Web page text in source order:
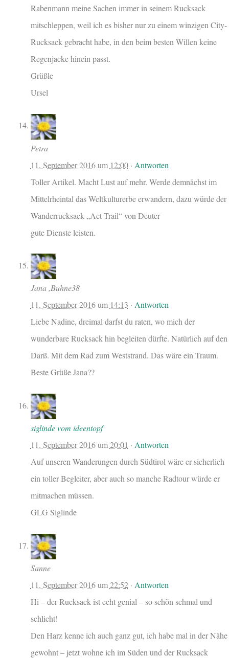
Rabenmann meine Sachen immer in seinem Rucksack
mitschleppen, weil ich es bisher nur zu einem winzigen City-
Rucksack gebracht habe, in den beim besten Willen keine
Regenjacke hinein passt.
Grüßle
Ursel
Petra
11. September 2016um 12:00· Antworten
Toller Artikel. Macht Lust auf mehr. Werde demnächst im
Mittelrheintal das Weltkulturerbe erwandern, dazu würde der
Wanderrucksack „Act Trail“ von Deuter
gute Dienste leisten.
Jana ,Buhne38
11. September 2016um 14:13 · Antworten
Liebe Nadine, dreimal darfst du raten, wo mich der
wunderbare Rucksack hin begleiten dürfte. Natürlich auf den
Darß. Mit dem Rad zum Weststrand. Das wäre ein Traum.
Beste Grüße Jana??
siglinde vom ideentopf
11. September 2016um20:01 · Antworten
Auf unseren Wanderungen durch Südtirol wäre er sicherlich
ein toller Begleiter, aber auch so manche Radtour würde er
mitmachen müssen.
GLG Siglinde
Sanne
11. September 2016um22:52· Antworten
Hi – der Rucksack ist echt genial – so schön schmal und
schlicht!
Den Harz kenne ich auch ganz gut, ich habe mal in der Nähe
gewohnt – jetzt wohne ich im Süden und der Rucksack